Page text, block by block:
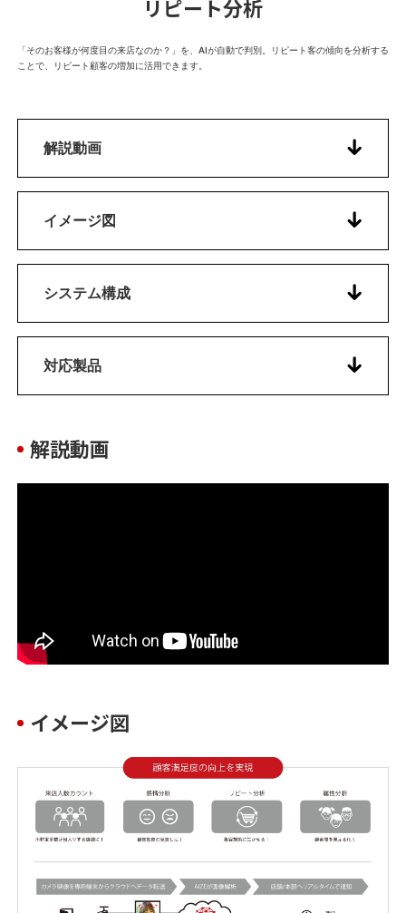
リピート分析
「そのお客様が何度目の来店なのか？」を、AIが自動で判別。リピート客の傾向を分析する
ことで、リピート顧客の増加に活用できます。
解説動画
イメージ図
システム構成
対応製品
解説動画
イメージ図